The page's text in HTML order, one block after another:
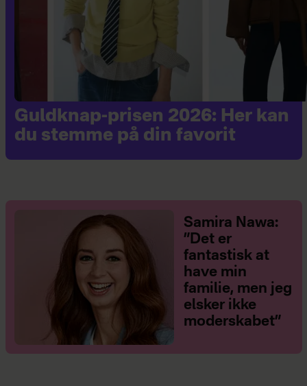
Guldknap-prisen 2026: Her kan
du stemme på din favorit
Samira Nawa:
”Det er
fantastisk at
have min
familie, men jeg
elsker ikke
moderskabet”